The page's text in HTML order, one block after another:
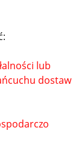
lub
dostaw